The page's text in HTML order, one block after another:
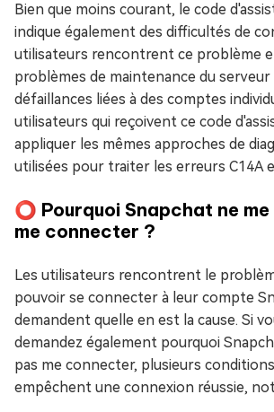
Bien que moins courant, le code
indique également des difficultés de
utilisateurs rencontrent ce problème
problèmes de maintenance du serveur
défaillances liées à des comptes
utilisateurs qui reçoivent ce code
appliquer les mêmes approches de
utilisées pour traiter les erreurs C14A
⭕ Pourquoi Snapchat ne
me connecter ?
Les utilisateurs rencontrent le
pouvoir se connecter à leur compte
demandent quelle en est la cause. Si
demandez également pourquoi
pas me connecter, plusieurs
empêchent une connexion réussie,